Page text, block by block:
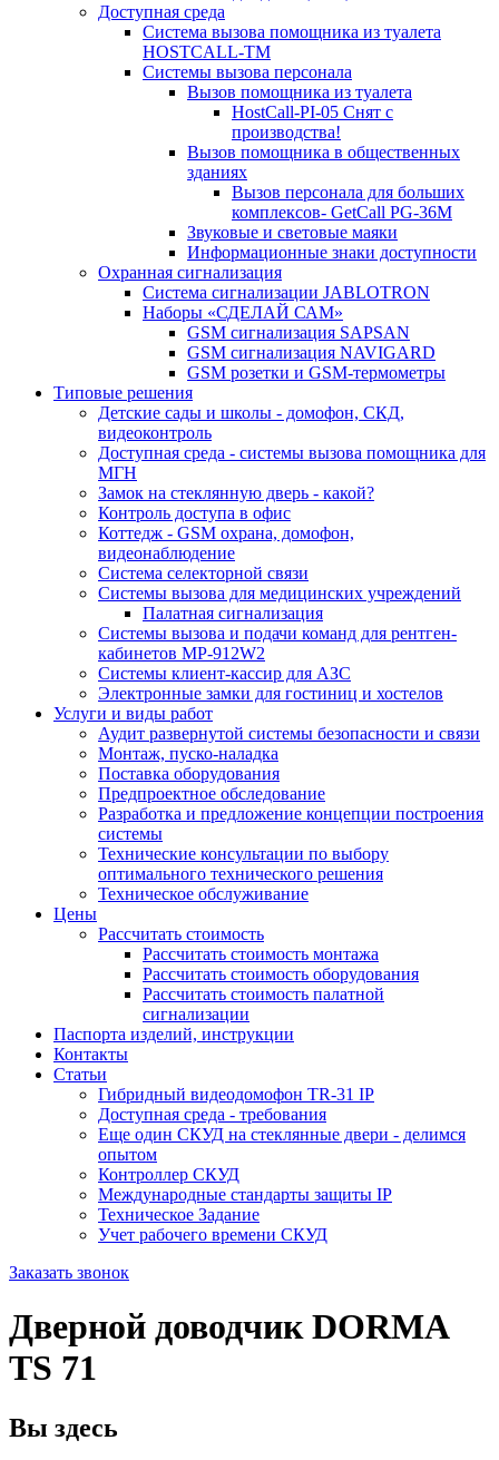
Доступная среда
Система вызова помощника из туалета
HOSTCALL-TM
Системы вызова персонала
Вызов помощника из туалета
HostCall-PI-05 Снят с
производства!
Вызов помощника в общественных
зданиях
Вызов персонала для больших
комплексов- GetCall PG-36M
Звуковые и световые маяки
Информационные знаки доступности
Охранная сигнализация
Система сигнализации JABLOTRON
Наборы «СДЕЛАЙ САМ»
GSM сигнализация SAPSAN
GSM сигнализация NAVIGARD
GSM розетки и GSM-термометры
Типовые решения
Детские сады и школы - домофон, СКД,
видеоконтроль
Доступная среда - системы вызова помощника для
МГН
Замок на стеклянную дверь - какой?
Контроль доступа в офис
Коттедж - GSM охрана, домофон,
видеонаблюдение
Система селекторной связи
Системы вызова для медицинских учреждений
Палатная сигнализация
Системы вызова и подачи команд для рентген-
кабинетов MP-912W2
Системы клиент-кассир для АЗС
Электронные замки для гостиниц и хостелов
Услуги и виды работ
Аудит развернутой системы безопасности и связи
Монтаж, пуско-наладка
Поставка оборудования
Предпроектное обследование
Разработка и предложение концепции построения
системы
Технические консультации по выбору
оптимального технического решения
Техническое обслуживание
Цены
Рассчитать стоимость
Рассчитать стоимость монтажа
Рассчитать стоимость оборудования
Рассчитать стоимость палатной
сигнализации
Паспорта изделий, инструкции
Контакты
Статьи
Гибридный видеодомофон TR-31 IP
Доступная среда - требования
Еще один СКУД на стеклянные двери - делимся
опытом
Контроллер СКУД
Международные стандарты защиты IP
Техническое Задание
Учет рабочего времени СКУД
Заказать звонок
Дверной доводчик DORMA
TS 71
Вы здесь